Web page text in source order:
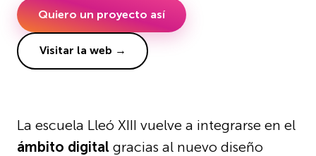
Quiero un proyecto así
Visitar la web →
La escuela Lleó XIII vuelve a integrarse en el
ámbito digital gracias al nuevo diseño